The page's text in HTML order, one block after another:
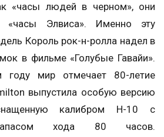
«часы людей в черном», они
«часы Элвиса». Именно эту
Король рок-н-ролла надел в
в фильме «Голубые Гавайи».
году мир отмечает 80-летие
выпустила особую версию
калибром H-10 с
хода 80 часов.